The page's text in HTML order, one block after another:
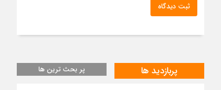
ثبت دیدگاه
پربازدید ها پر بحث ترین ها